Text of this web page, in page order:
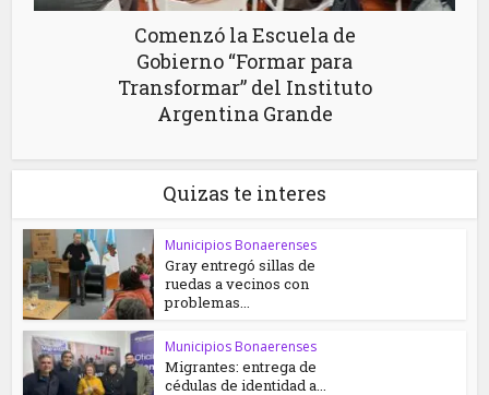
Comenzó la Escuela de
Gobierno “Formar para
Transformar” del Instituto
Argentina Grande
Quizas te interes
Municipios Bonaerenses
Gray entregó sillas de
ruedas a vecinos con
problemas...
Municipios Bonaerenses
Migrantes: entrega de
cédulas de identidad a...